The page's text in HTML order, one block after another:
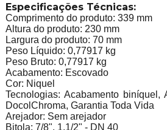
Especificações Técnicas:
Comprimento do produto: 339 mm
Altura do produto: 230 mm
Largura do produto: 70 mm
Peso Líquido: 0,77917 kg
Peso Bruto: 0,77917 kg
Acabamento: Escovado
Cor: Niquel
Tecnologias: Acabamento biníquel,
DocolChroma, Garantia Toda Vida
Arejador: Sem arejador
Bitola: 7/8", 1.1/2" - DN 40